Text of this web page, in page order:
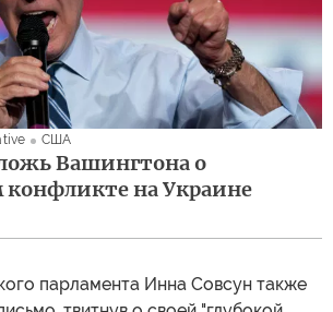
США
Вашингтона о
на Украине
парламента Инна Совсун также